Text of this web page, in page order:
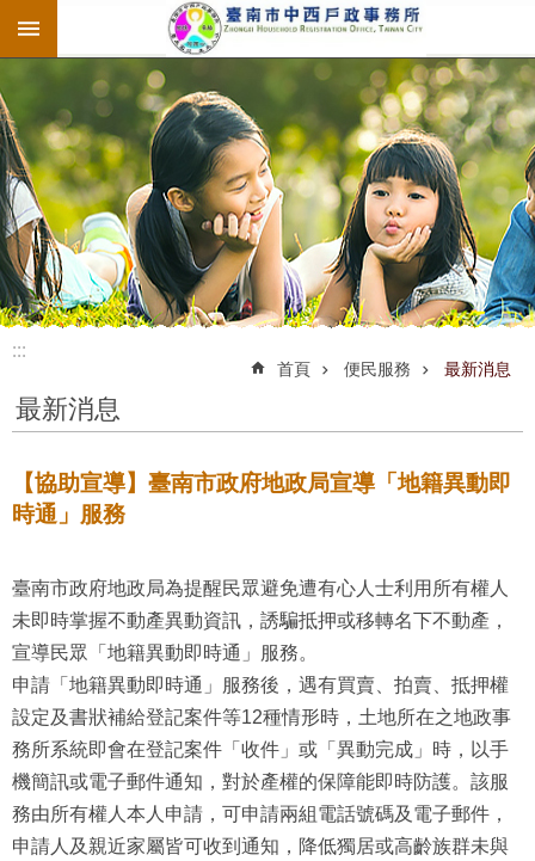
跳到主要內容區塊
:::
:::
首頁 便民服務 最新消息
最新消息
【協助宣導】臺南市政府地政局宣導「地籍異動即
時通」服務
臺南市政府地政局為提醒民眾避免遭有心人士利用所有權人
未即時掌握不動產異動資訊，誘騙抵押或移轉名下不動產，
宣導民眾「地籍異動即時通」服務。
申請「地籍異動即時通」服務後，遇有買賣、拍賣、抵押權
設定及書狀補給登記案件等12種情形時，土地所在之地政事
務所系統即會在登記案件「收件」或「異動完成」時，以手
機簡訊或電子郵件通知，對於產權的保障能即時防護。該服
務由所有權人本人申請，可申請兩組電話號碼及電子郵件，
申請人及親近家屬皆可收到通知，降低獨居或高齡族群未與